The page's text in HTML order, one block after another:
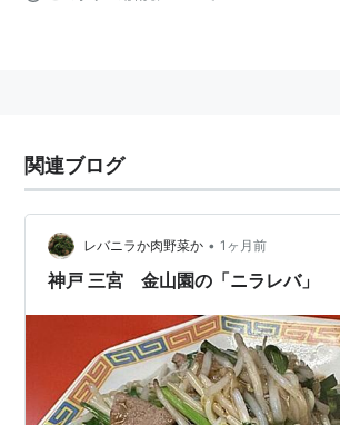
関連ブログ
レバニラか肉野菜か • 1ヶ月前
神戸 三宮 金山園の「ニラレバ」